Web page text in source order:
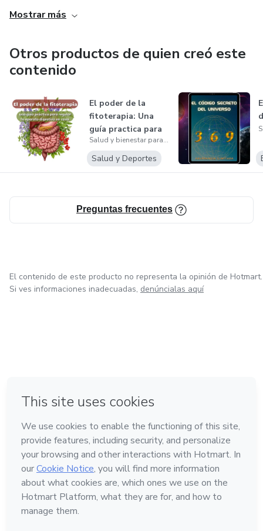
Mostrar más
Otros productos de quien creó este
contenido
El poder de la
fitoterapia: Una
guía practica para
regular t...
Salud y bienestar para el cuerpo, mente espíritu
Salud y Deportes
Preguntas frecuentes
El contenido de este producto no representa la opinión de Hotmart.
Si ves informaciones inadecuadas, denúncialas aquí
Hecho con❤ en Ciudad de México
Conoce Hotmart
Idioma
Español